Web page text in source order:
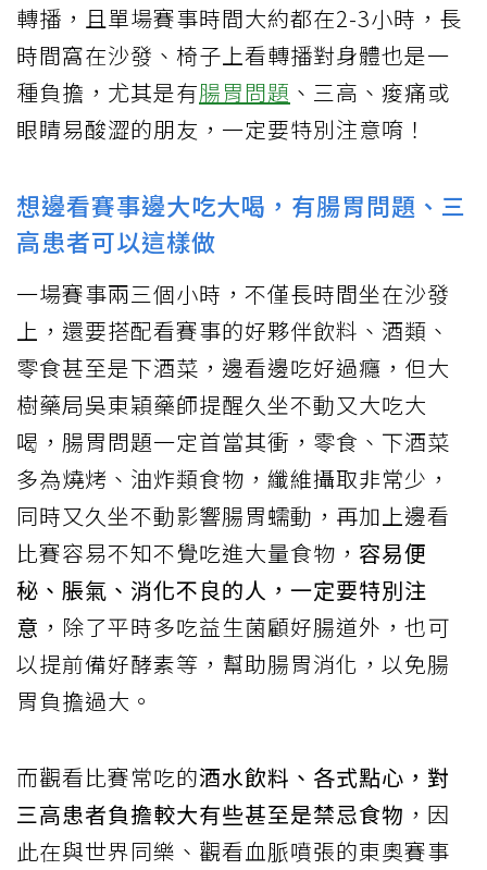
轉播，且單場賽事時間大約都在2-3小時，長
時間窩在沙發、椅子上看轉播對身體也是一
種負擔，尤其是有腸胃問題 、三高、痠痛或
眼睛易酸澀的朋友，一定要特別注意唷！
想邊看賽事邊大吃大喝，有腸胃問題、三
高患者可以這樣做
一場賽事兩三個小時，不僅長時間坐在沙發
上，還要搭配看賽事的好夥伴飲料、酒類、
零食甚至是下酒菜，邊看邊吃好過癮，但大
樹藥局吳東穎藥師提醒久坐不動又大吃大
喝，腸胃問題一定首當其衝，零食、下酒菜
多為燒烤、油炸類食物，纖維攝取非常少，
同時又久坐不動影響腸胃蠕動，再加上邊看
比賽容易不知不覺吃進大量食物， 容易便
秘、脹氣、消化不良的人，一定要特別注
意 ，除了平時多吃益生菌顧好腸道外，也可
以提前備好酵素等，幫助腸胃消化，以免腸
胃負擔過大。
而觀看比賽常吃的酒水飲料、各式點心，對
三高患者負擔較大有些甚至是禁忌食物 ，因
此在與世界同樂、觀看血脈噴張的東奧賽事